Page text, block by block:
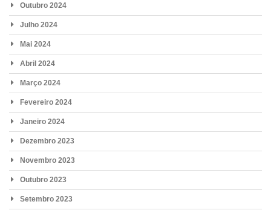
Outubro 2024
Julho 2024
Mai 2024
Abril 2024
Março 2024
Fevereiro 2024
Janeiro 2024
Dezembro 2023
Novembro 2023
Outubro 2023
Setembro 2023